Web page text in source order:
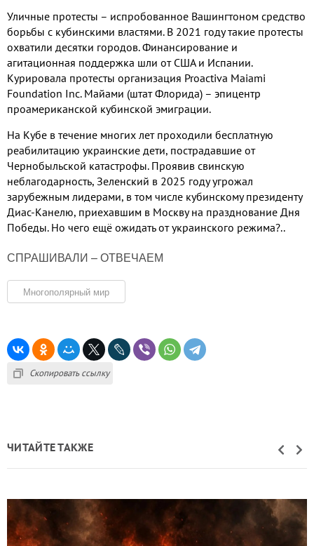
Уличные протесты – испробованное Вашингтоном средство
борьбы с кубинскими властями. В 2021 году такие протесты
охватили десятки городов.Финансирование и
агитационная поддержка шли от США и Испании.
Курировала протесты организация Proactiva Maiami
Foundation Inc. Майами (штат Флорида) – эпицентр
проамериканской кубинской эмиграции.
На Кубе в течение многих лет проходили бесплатную
реабилитацию украинские дети, пострадавшие от
Чернобыльской катастрофы. Проявив свинскую
неблагодарность, Зеленский в 2025 году угрожал
зарубежным лидерами, в том числе кубинскому президенту
Диас-Канелю, приехавшим в Москву на празднование Дня
Победы. Но чего ещё ожидать от украинского режима?..
СПРАШИВАЛИ – ОТВЕЧАЕМ
Многополярный мир
Скопировать ссылку
ЧИТАЙТЕ ТАКЖЕ